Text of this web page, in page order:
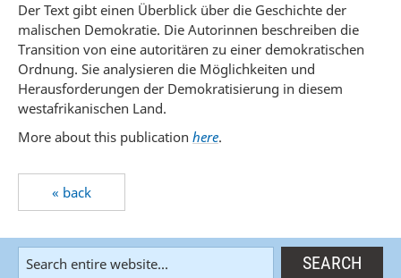
Der Text gibt einen Überblick über die Geschichte der
malischen Demokratie. Die Autorinnen beschreiben die
Transition von eine autoritären zu einer demokratischen
Ordnung. Sie analysieren die Möglichkeiten und
Herausforderungen der Demokratisierung in diesem
westafrikanischen Land.
More about this publication here.
« back